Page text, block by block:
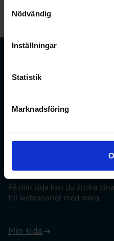
Nödvändig
Inställningar
Statistik
Marknadsföring
Min sida
På min sida kan du ändra
till webbinarier med mera.
Min sida